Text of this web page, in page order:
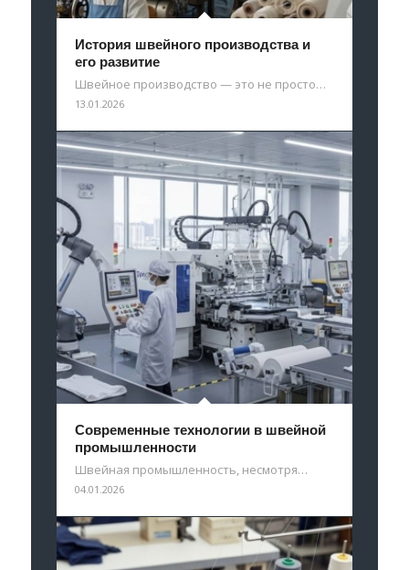
История швейного производства и
его развитие
Швейное производство — это не просто…
13.01.2026
Современные технологии в швейной
промышленности
Швейная промышленность, несмотря…
04.01.2026